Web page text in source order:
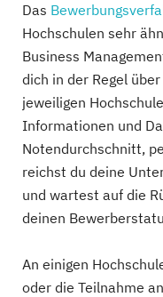
Das
Hochschulen sehr
Business
dich in der Regel
jeweiligen
Informationen und
Notendurchschnitt,
reichst du deine
und wartest auf die
deinen
An einigen
oder die Teilnahme